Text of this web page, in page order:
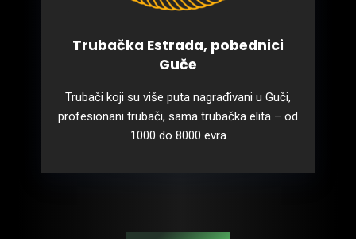
Trubačka Estrada, pobednici
Guče
Trubači koji su više puta nagrađivani u Guči,
profesionani trubači, sama trubačka elita – od
1000 do 8000 evra